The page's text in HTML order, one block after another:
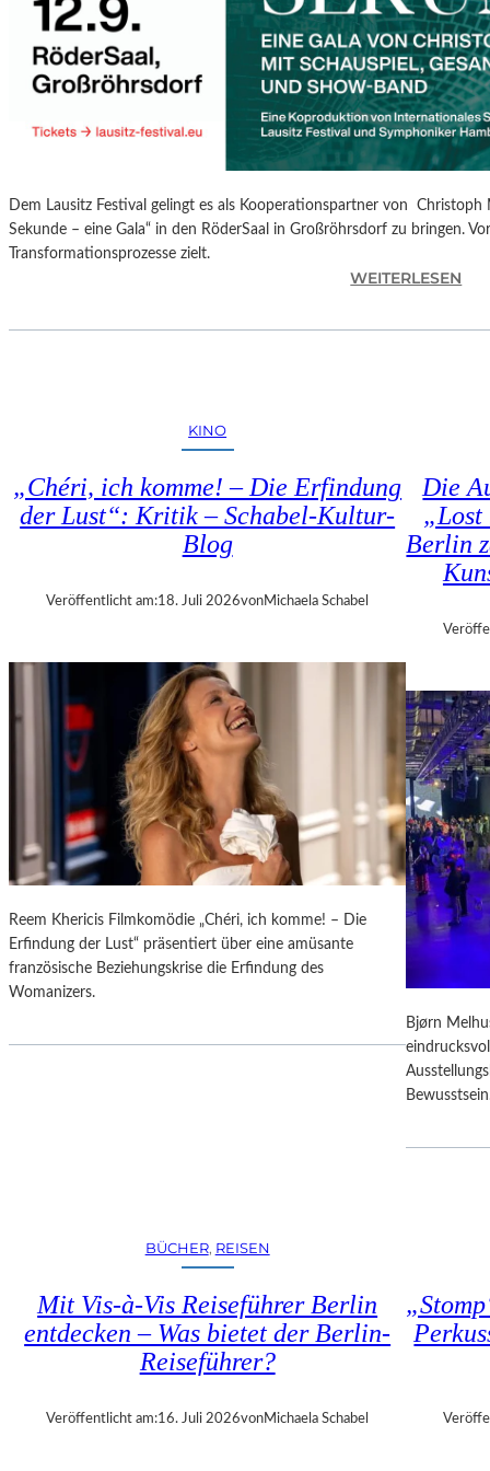
S
P
R
O
G
R
A
M
I
W
N
D
–
K
Ü
S
E
R
,
T
E
R
M
I
N
E
U
D
R
E
I
E
E
T
Dem Lausitz Festival gelingt es als Kooperationspartner von Christoph
Sekunde – eine Gala“ in den RöderSaal in Großröhrsdorf zu bringen.
Transformationsprozesse zielt.
WEITERLESEN
H
H
M
A
R
T
A
E
R
S
„
E
R
S
T
E
L
E
E
S
E
K
N
E
G
A
KINO
„Chéri, ich komme! – Die Erfindung
der Lust“: Kritik – Schabel-Kultur-
Blog
Veröffentlicht am:18. Juli 2026vonMichaela Schabel
Reem Khericis Filmkomödie „Chéri, ich komme! – Die
Erfindung der Lust“ präsentiert über eine amüsante
französische Beziehungskrise die Erfindung des
Womanizers.
Die
Berlin
Bjørn
BÜCHER, REISEN
Mit Vis-à-Vis Reiseführer Berlin
entdecken – Was bietet der Berlin-
Reiseführer?
Veröffentlicht am:16. Juli 2026vonMichaela Schabel